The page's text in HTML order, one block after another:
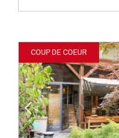
COUP DE COEUR